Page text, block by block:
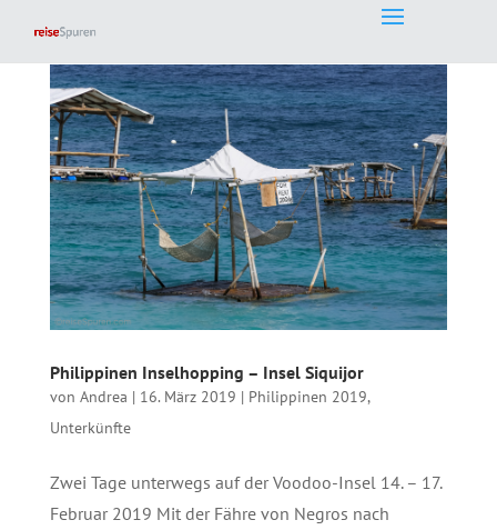
Philippinen Inselhopping – Insel Siquijor
von Andrea | 16. März 2019 | Philippinen 2019,
Unterkünfte
Zwei Tage unterwegs auf der Voodoo-Insel 14. – 17.
Februar 2019 Mit der Fähre von Negros nach